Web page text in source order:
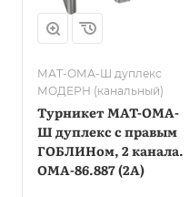
МАТ-ОМА-Ш дуплекс
МОДЕРН (канальный)
Турникет МАТ-ОМА-
Ш дуплекс с правым
ГОБЛИНом, 2 канала.
OMA-86.887 (2A)